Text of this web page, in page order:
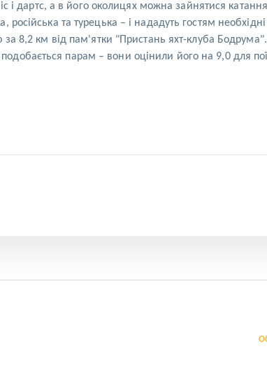
і дартс, а в його околицях можна зайнятися
та турецька – і нададуть гостям необхідні
8,2 км від пам'ятки "Пристань яхт-клуба
парам – вони оцінили його на 9,0 для